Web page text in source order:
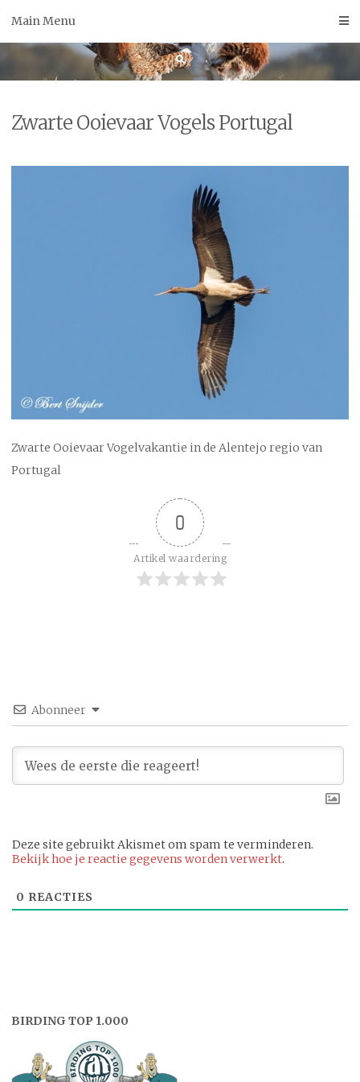
Main Menu
Zwarte Ooievaar Vogels Portugal
Zwarte Ooievaar Vogelvakantie in de Alentejo regio van
Portugal
0
Artikel waardering
Abonneer
Deze site gebruikt Akismet om spam te verminderen.
Bekijk hoe je reactie gegevens worden verwerkt.
0 REACTIES
BIRDING TOP 1.000